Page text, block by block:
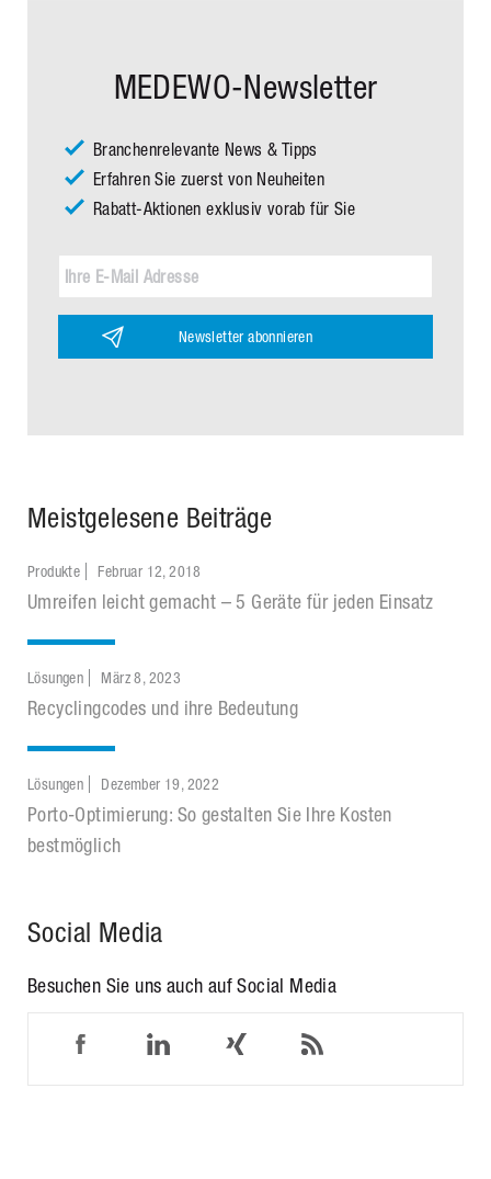
MEDEWO-Newsletter
Branchenrelevante News & Tipps
Erfahren Sie zuerst von Neuheiten
Rabatt-Aktionen exklusiv vorab für Sie
Newsletter abonnieren
Meistgelesene Beiträge
Produkte Februar 12, 2018
Umreifen leicht gemacht – 5 Geräte für jeden Einsatz
Lösungen März 8, 2023
Recyclingcodes und ihre Bedeutung
Lösungen Dezember 19, 2022
Porto-Optimierung: So gestalten Sie Ihre Kosten
bestmöglich
Social Media
Besuchen Sie uns auch auf Social Media